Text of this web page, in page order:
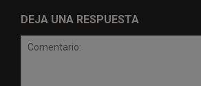
DEJA UNA RESPUESTA